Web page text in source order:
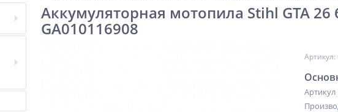
Аккумуляторная мотопила Stihl GTA
GA010116908
Артикул:
Артикул